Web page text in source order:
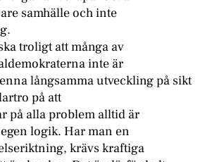
samhälle och inte
troligt att många av
inte är
långsamma utveckling på sikt
på att
på alla problem alltid är
logik. Har man en
krävs kraftiga